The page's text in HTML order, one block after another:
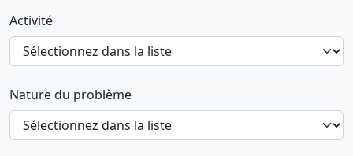
Activité
Nature du problème